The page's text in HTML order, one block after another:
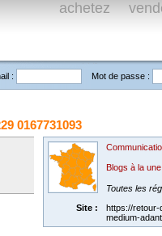
achetez
: Mot de passe :
0167731093
Blogs à la une
Toutes les
Site :
https://retour-
medium-